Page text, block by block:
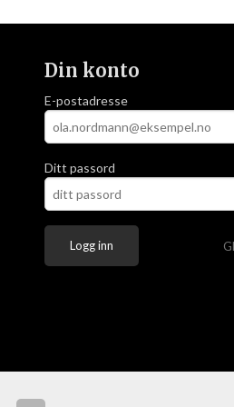
Din konto
E-postadresse
Ditt passord